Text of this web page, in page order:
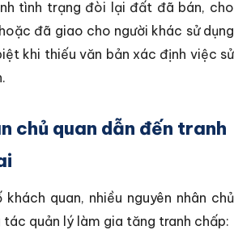
tình trạng đòi lại đất đã bán, cho
đã giao cho người khác sử dụng
khi thiếu văn bản xác định việc sử
chủ quan dẫn đến tranh
quan, nhiều nguyên nhân chủ
quản lý làm gia tăng tranh chấp: